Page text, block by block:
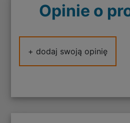
Opinie o
+ dodaj swoją opinię